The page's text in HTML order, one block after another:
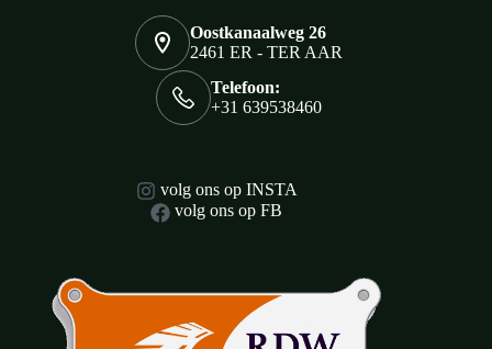
Oostkanaalweg 26
2461 ER - TER AAR
Telefoon:
+31 639538460
volg ons op INSTA
volg ons op FB